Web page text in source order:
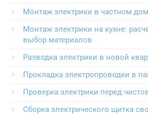
Монтаж электрики в частном
Монтаж электрики на кухне:
выбор материалов
Разводка электрики в новой
Прокладка электропроводки в
Проверка электрики перед
Сборка электрического щитка